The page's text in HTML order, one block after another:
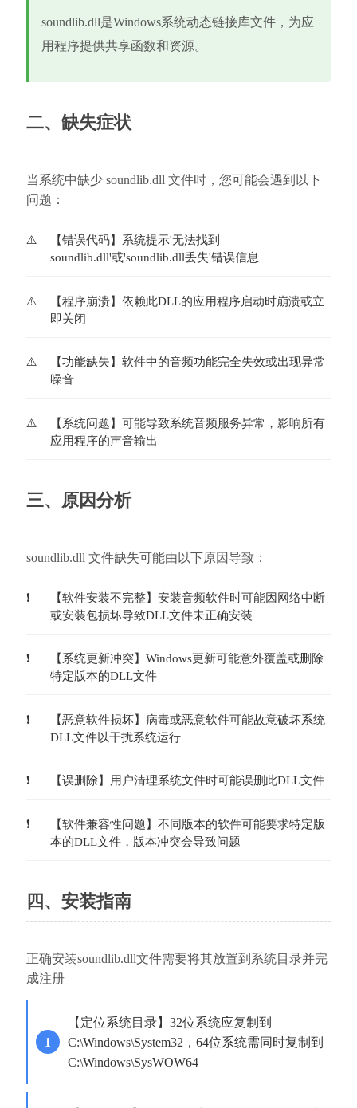
soundlib.dll是Windows系统动态链接库文件，为应
用程序提供共享函数和资源。
二、缺失症状
当系统中缺少 soundlib.dll 文件时，您可能会遇到以下
问题：
【错误代码】系统提示'无法找到
soundlib.dll'或'soundlib.dll丢失'错误信息
【程序崩溃】依赖此DLL的应用程序启动时崩溃或立
即关闭
【功能缺失】软件中的音频功能完全失效或出现异常
噪音
【系统问题】可能导致系统音频服务异常，影响所有
应用程序的声音输出
三、原因分析
soundlib.dll 文件缺失可能由以下原因导致：
【软件安装不完整】安装音频软件时可能因网络中断
或安装包损坏导致DLL文件未正确安装
【系统更新冲突】Windows更新可能意外覆盖或删除
特定版本的DLL文件
【恶意软件损坏】病毒或恶意软件可能故意破坏系统
DLL文件以干扰系统运行
【误删除】用户清理系统文件时可能误删此DLL文件
【软件兼容性问题】不同版本的软件可能要求特定版
本的DLL文件，版本冲突会导致问题
四、安装指南
正确安装soundlib.dll文件需要将其放置到系统目录并完
成注册
【定位系统目录】32位系统应复制到
C:\Windows\System32，64位系统需同时复制到
C:\Windows\SysWOW64